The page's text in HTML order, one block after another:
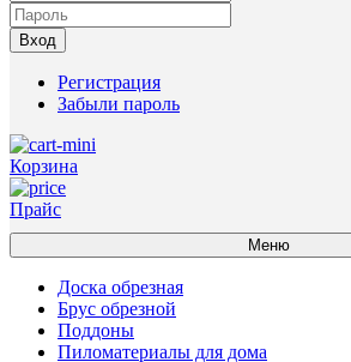
Вход
Регистрация
Забыли пароль
Корзина
Прайс
Меню
Доска обрезная
Брус обрезной
Поддоны
Пиломатериалы для дома